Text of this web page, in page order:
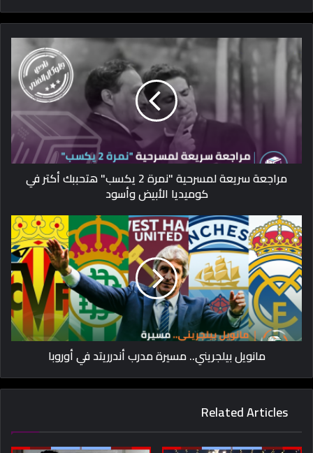
مراجعة سريعة لمسرحية "نمرة 2 يكسب" هتحببك أكتر في
كوميديا الأبيض وأسود
مانويل بيلجريني.. مسيرة مدرب أندرريتد في أوروبا
Related Articles